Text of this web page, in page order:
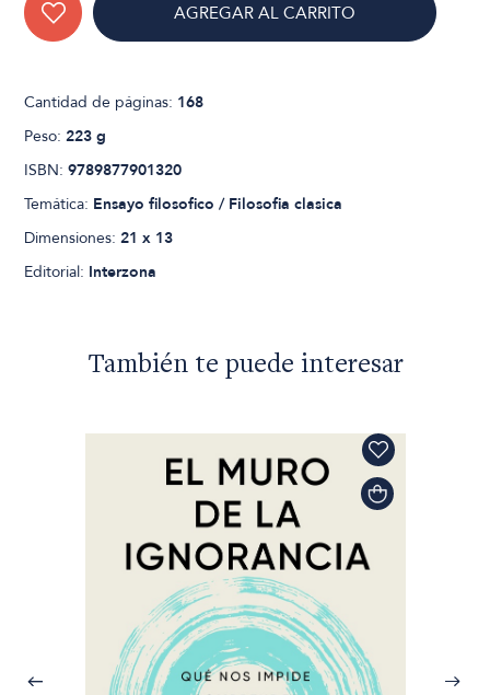
AGREGAR AL CARRITO
Cantidad de páginas: 168
Peso:223 g
ISBN:9789877901320
Temática: Ensayo filosofico / Filosofia clasica
Dimensiones:21 x 13
Editorial: Interzona
También te puede interesar